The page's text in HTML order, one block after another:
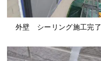
外壁 シーリング施工完了